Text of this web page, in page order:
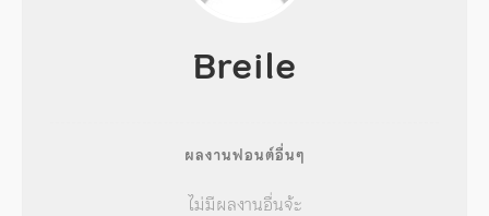
Breile
ผลงานฟอนต์อื่นๆ
ไม่มีผลงานอื่นจ้ะ